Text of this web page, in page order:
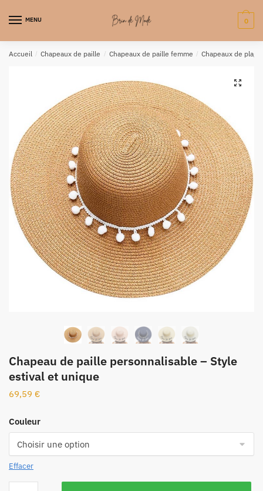
MENU 0
Accueil / Chapeaux de paille / Chapeaux de paille femme / Chapeaux de
🔍
Chapeau de paille personnalisable – Style
estival et unique
69,59 €
Couleur
Effacer